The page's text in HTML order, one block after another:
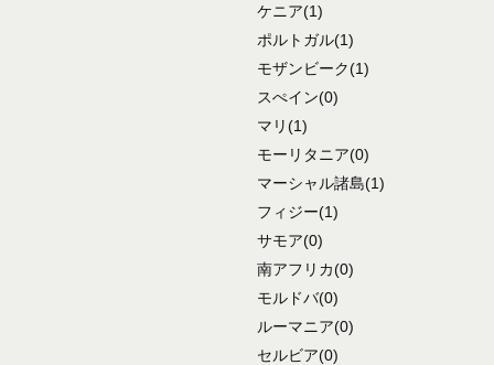
ケニア(1)
ポルトガル(1)
モザンビーク(1)
スぺイン(0)
マリ(1)
モーリタニア(0)
マーシャル諸島(1)
フィジー(1)
サモア(0)
南アフリカ(0)
モルドバ(0)
ルーマニア(0)
セルビア(0)